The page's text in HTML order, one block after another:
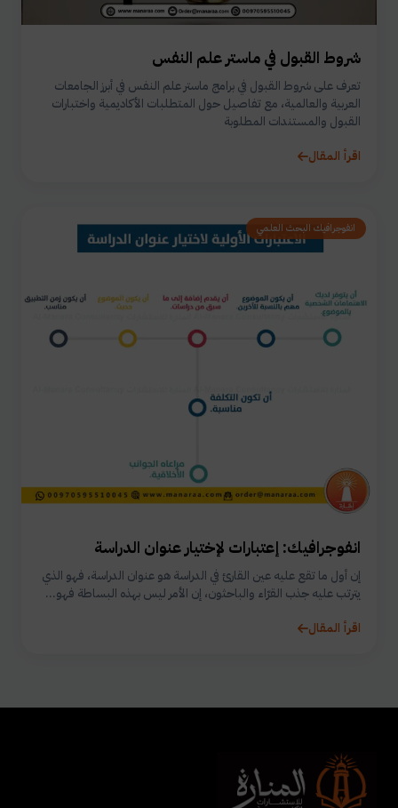
شروط القبول في ماستر علم النفس
تعرف على شروط القبول في برامج ماستر علم النفس في أبرز الجامعات
العربية والعالمية، مع تفاصيل حول المتطلبات الأكاديمية واختبارات
القبول والمستندات المطلوبة
اقرأ المقال
انفوجرافيك البحث العلمي
انفوجرافيك: إعتبارات لإختيار عنوان الدراسة
إن أول ما تقع عليه عين القارئ في الدراسة هو عنوان الدراسة، فهو الذي
يترتب عليه جذب القرّاء والباحثون، إن الأمر ليس بهذه البساطة فهو...
اقرأ المقال